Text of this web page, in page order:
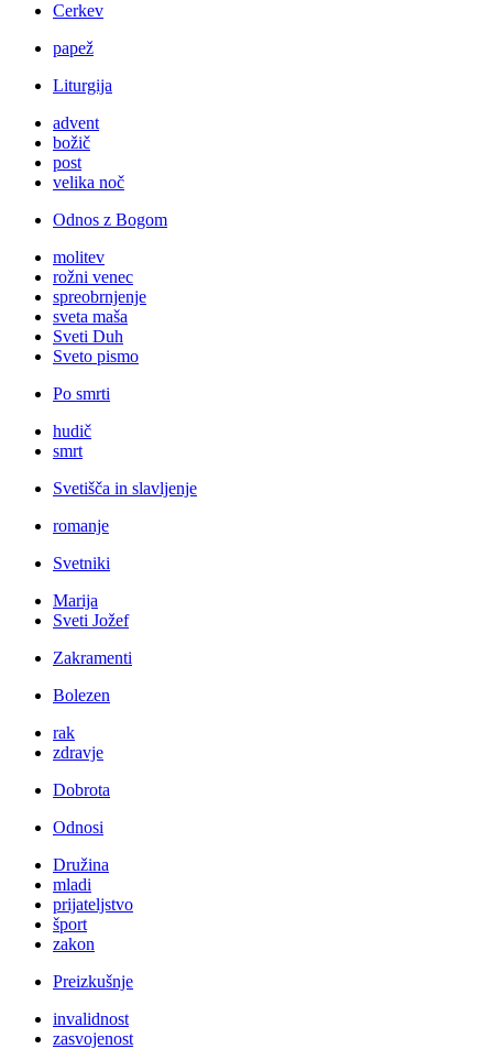
Cerkev
papež
Liturgija
advent
božič
post
velika noč
Odnos z Bogom
molitev
rožni venec
spreobrnjenje
sveta maša
Sveti Duh
Sveto pismo
Po smrti
hudič
smrt
Svetišča in slavljenje
romanje
Svetniki
Marija
Sveti Jožef
Zakramenti
Bolezen
rak
zdravje
Dobrota
Odnosi
Družina
mladi
prijateljstvo
šport
zakon
Preizkušnje
invalidnost
zasvojenost